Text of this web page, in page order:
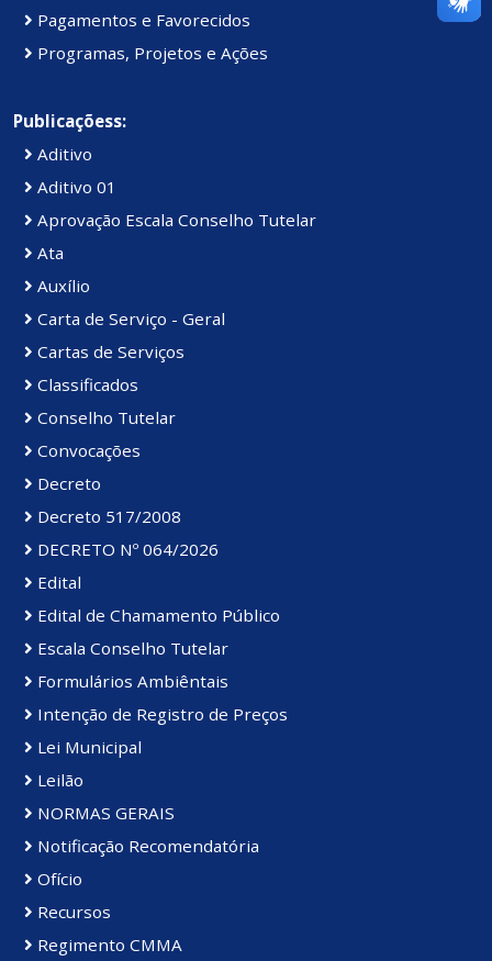
Pagamentos e Favorecidos
Programas, Projetos e Ações
Publicaçõess:
Aditivo
Aditivo 01
Aprovação Escala Conselho Tutelar
Ata
Auxílio
Carta de Serviço - Geral
Cartas de Serviços
Classificados
Conselho Tutelar
Convocações
Decreto
Decreto 517/2008
DECRETO Nº 064/2026
Edital
Edital de Chamamento Público
Escala Conselho Tutelar
Formulários Ambiêntais
Intenção de Registro de Preços
Lei Municipal
Leilão
NORMAS GERAIS
Notificação Recomendatória
Ofício
Recursos
Regimento CMMA